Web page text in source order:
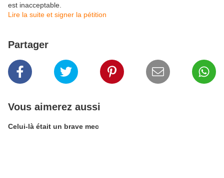
est inacceptable.
Lire la suite et signer la pétition
Partager
Vous aimerez aussi
Celui-là était un brave mec